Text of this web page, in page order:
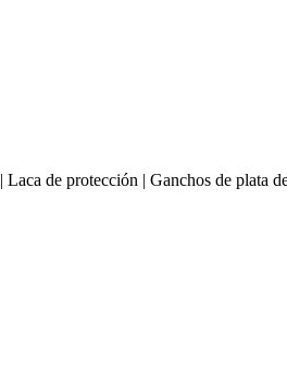
de protección | Ganchos de plata